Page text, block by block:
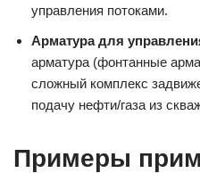
управления потоками.
Арматура для
арматура (фонтанные
сложный комплекс
подачу нефти/газа из
Примеры